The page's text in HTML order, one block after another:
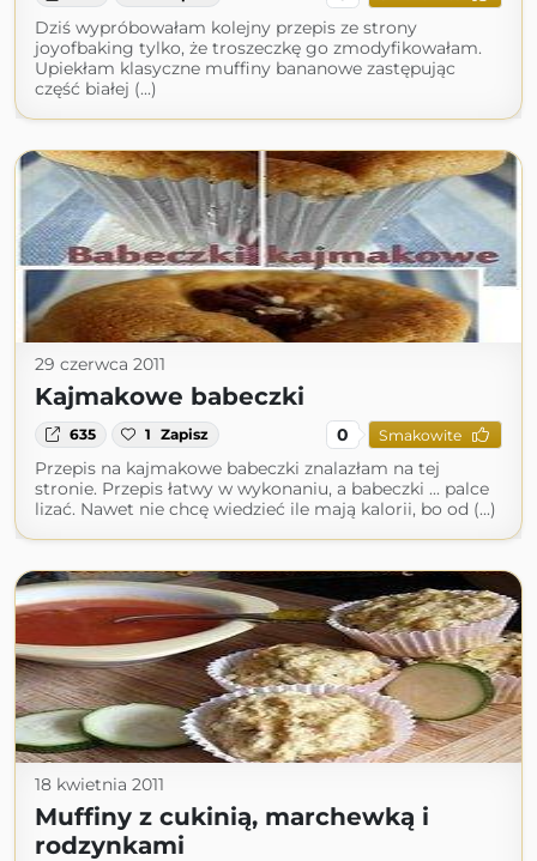
Dziś wypróbowałam kolejny przepis ze strony
joyofbaking tylko, że troszeczkę go zmodyfikowałam.
Upiekłam klasyczne muffiny bananowe zastępując
część białej (...)
29 czerwca 2011
Kajmakowe babeczki
635 1 Zapisz 0 Smakowite
Przepis na kajmakowe babeczki znalazłam na tej
stronie. Przepis łatwy w wykonaniu, a babeczki ... palce
lizać. Nawet nie chcę wiedzieć ile mają kalorii, bo od (...)
18 kwietnia 2011
Muffiny z cukinią, marchewką i
rodzynkami